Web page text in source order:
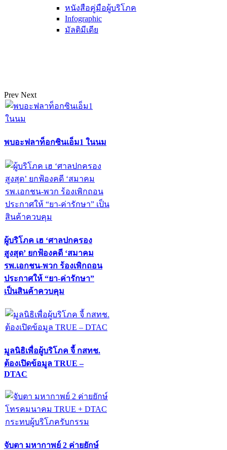
หนังสือคู่มือผู้บริโภค
Infographic
มัลติมีเดีย
Prev Next
พบอะฟลาท็อกซินเอ็ม1 ในนม
ผู้บริโภค เฮ ‘ศาลปกครอง
สูงสุด’ ยกฟ้องคดี ‘สมาคม
รพ.เอกชน-พวก ร้องเพิกถอน
ประกาศให้ “ยา-ค่ารักษา”
เป็นสินค้าควบคุม
มูลนิธิเพื่อผู้บริโภค จี้ กสทช.
ต้องเปิดข้อมูล TRUE –
DTAC
จับตา มหากาพย์ 2 ค่ายยักษ์